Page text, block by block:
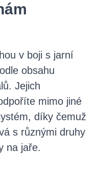
v boji s jarní
obsahu
Jejich
mimo jiné
díky čemuž
s různými druhy
na jaře.